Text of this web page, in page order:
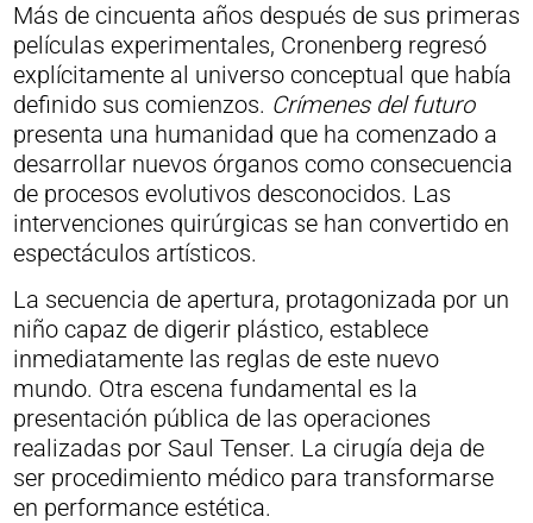
Más de cincuenta años después de sus primeras
películas experimentales, Cronenberg regresó
explícitamente al universo conceptual que había
definido sus comienzos. Crímenes del futuro
presenta una humanidad que ha comenzado a
desarrollar nuevos órganos como consecuencia
de procesos evolutivos desconocidos. Las
intervenciones quirúrgicas se han convertido en
espectáculos artísticos.
La secuencia de apertura, protagonizada por un
niño capaz de digerir plástico, establece
inmediatamente las reglas de este nuevo
mundo. Otra escena fundamental es la
presentación pública de las operaciones
realizadas por Saul Tenser. La cirugía deja de
ser procedimiento médico para transformarse
en performance estética.